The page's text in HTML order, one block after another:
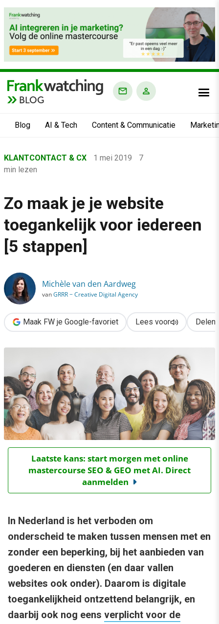
BLOG
Blog AI & Tech Content & Communicatie
›
Klantcontact & CX
›
Zo maak je je website toegankelijk voor iedereen [5 stappen]
KLANTCONTACT & CX 1 mei 2019
7
min lezen
Zo maak je je website
toegankelijk voor iedereen
[5 stappen]
Michèle van den Aardweg
vanGRRR − Creative Digital Agency
Maak FW je Google-favoriet Lees voor Delen
Laatste kans: start morgen met online
mastercourse SEO & GEO met AI. Direct
aanmelden
In Nederland is het verboden om
onderscheid te maken tussen mensen met en
zonder een beperking, bij het aanbieden van
goederen en diensten (en daar vallen
websites ook onder). Daarom is digitale
toegankelijkheid ontzettend belangrijk, en
daarbij ook nog eens verplicht voor de